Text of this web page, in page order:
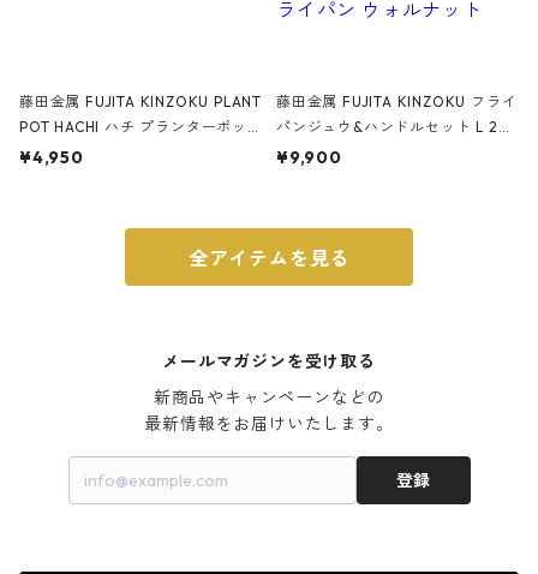
藤田金属 FUJITA KINZOKU PLANT
POT HACHI ハチ プランターポッ
ト 3号 ブラック
¥4,950
藤田金属 FUJITA KINZOKU フライ
パンジュウ&ハンドルセット L 24c
m ガス火・IH対応 鉄フライパン
¥9,900
全アイテムを見る
メールマガジンを受け取る
新商品やキャンペーンなどの
最新情報をお届けいたします。
登録